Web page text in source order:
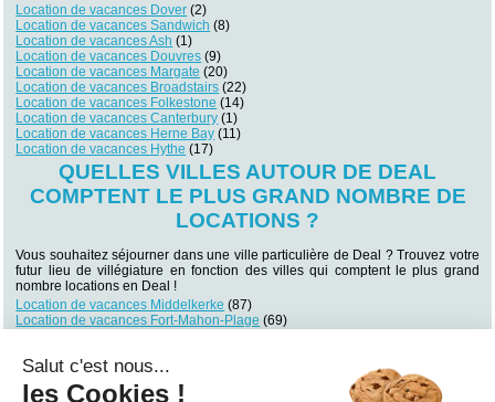
Location de vacances Dover (2)
Location de vacances Sandwich (8)
Location de vacances Ash (1)
Location de vacances Douvres (9)
Location de vacances Margate (20)
Location de vacances Broadstairs (22)
Location de vacances Folkestone (14)
Location de vacances Canterbury (1)
Location de vacances Herne Bay (11)
Location de vacances Hythe (17)
QUELLES VILLES AUTOUR DE DEAL
COMPTENT LE PLUS GRAND NOMBRE DE
LOCATIONS ?
Vous souhaitez séjourner dans une ville particulière de Deal ? Trouvez votre
futur lieu de villégiature en fonction des villes qui comptent le plus grand
nombre locations en Deal !
Location de vacances Middelkerke (87)
Location de vacances Fort-Mahon-Plage (69)
Location de vacances Wimereux
Location de vacances Pevensey
Location de vacances Berck
Salut c'est nous...
les Cookies !